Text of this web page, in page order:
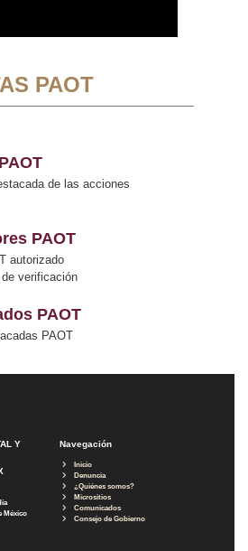
PAOT
de las acciones
PAOT
autorizado
verificación
PAOT
PAOT
Y
México
Navegación
Inicio
Denuncia
¿Quiénes somos?
Micrositios
Comunicados
Consejo de Gobierno